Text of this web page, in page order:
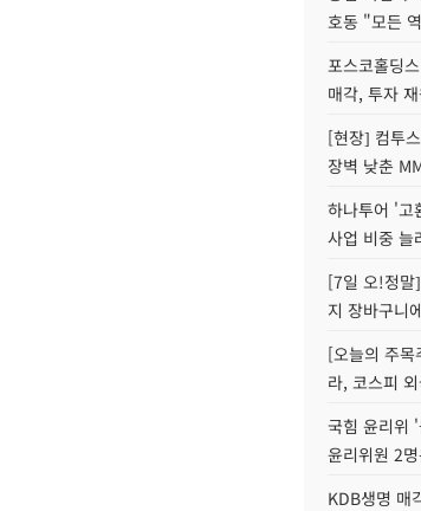
호동 "모든
포스코홀딩
매각, 투자
[현장] 컴투
장벽 낮춘
하나투어 '고
사업 비중 늘
[7일 오!정말
지 장바구니
[오늘의 주
라, 코스피
국힘 윤리위
윤리위원 2
KDB생명 매